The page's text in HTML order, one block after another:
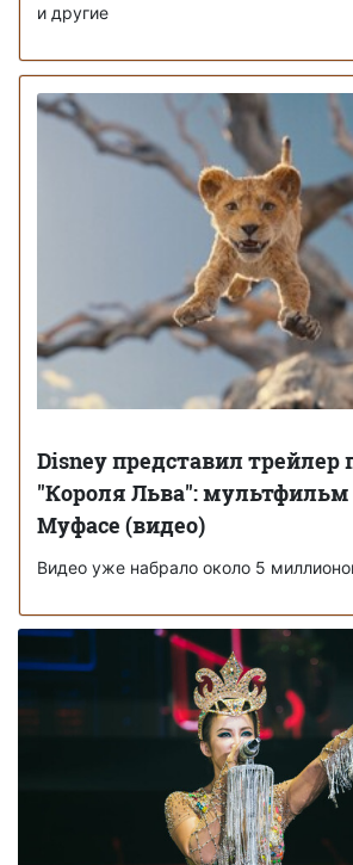
и другие
Disney представил трейлер
"Короля Льва":
Муфасе (видео)
Видео уже набрало около 5